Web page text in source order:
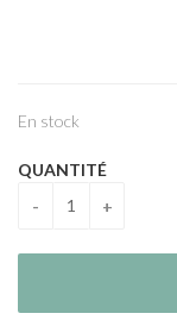
En stock
QUANTITÉ